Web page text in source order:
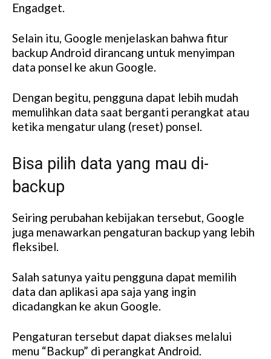
Engadget.
Selain itu, Google menjelaskan bahwa fitur
backup Android dirancang untuk menyimpan
data ponsel ke akun Google.
Dengan begitu, pengguna dapat lebih mudah
memulihkan data saat berganti perangkat atau
ketika mengatur ulang (reset) ponsel.
Bisa pilih data yang mau di-
backup
Seiring perubahan kebijakan tersebut, Google
juga menawarkan pengaturan backup yang lebih
fleksibel.
Salah satunya yaitu pengguna dapat memilih
data dan aplikasi apa saja yang ingin
dicadangkan ke akun Google.
Pengaturan tersebut dapat diakses melalui
menu “Backup” di perangkat Android.